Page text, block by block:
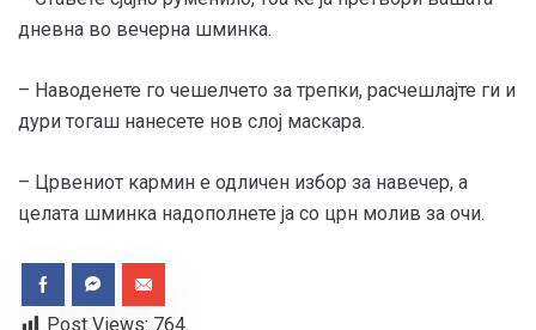
дневна во вечерна шминка.
– Наводенете го чешелчето за трепки, расчешлајте ги и
дури тогаш нанесете нов слој маскара.
– Црвениот кармин е одличен избор за навечер, а
целата шминка надополнете ја со црн молив за очи.
Post Views: 764